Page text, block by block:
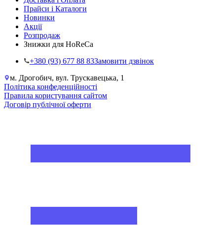
Прайси і Каталоги
Новинки
Акції
Розпродаж
Знижки для HoReCa
+38‎0 (93) 677 88 83Замовити дзвінок
м. Дрогобич, вул. Трускавецька, 1
Політика конфеденційності
Правила користування сайтом
Договір публічної оферти